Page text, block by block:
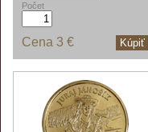
Počet
Kúpiť
Cena 3 €